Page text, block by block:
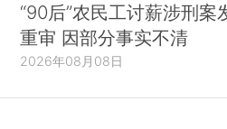
“90后”农民工讨薪涉刑案
重审 因部分事实不清
2026年08月08日